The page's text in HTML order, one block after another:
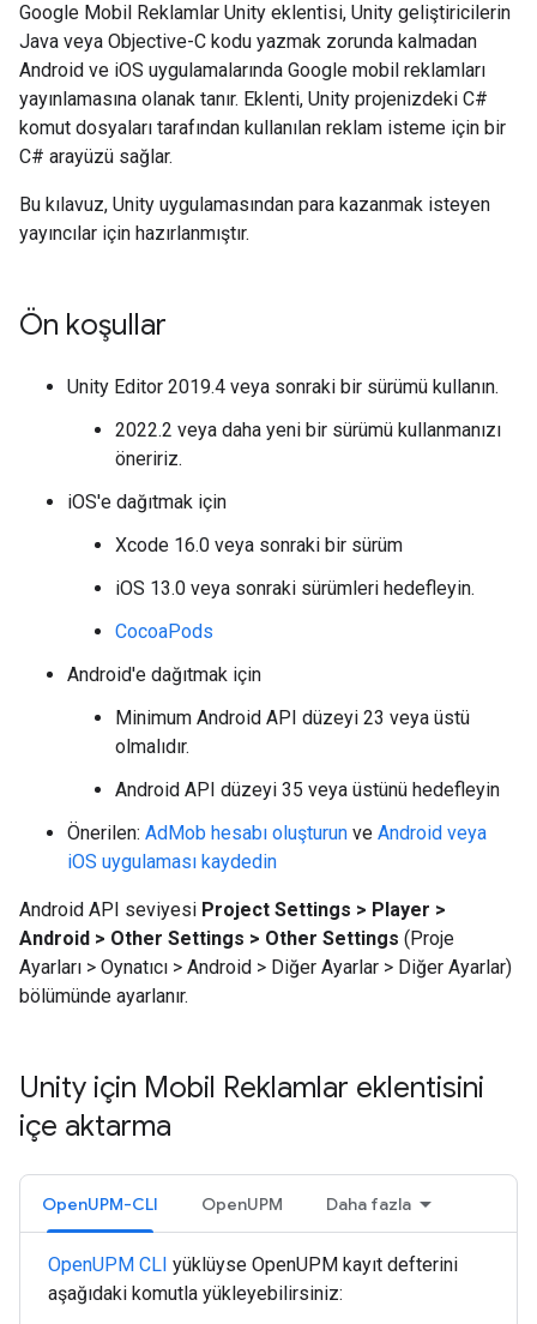
Google Mobil Reklamlar Unity eklentisi, Unity geliştiricilerin
Java veya Objective-C kodu yazmak zorunda kalmadan
Android ve iOS uygulamalarında Google mobil reklamları
yayınlamasına olanak tanır. Eklenti, Unity projenizdeki C#
komut dosyaları tarafından kullanılan reklam isteme için bir
C# arayüzü sağlar.
Bu kılavuz, Unity uygulamasından para kazanmak isteyen
yayıncılar için hazırlanmıştır.
Ön koşullar
Unity Editor 2019.4 veya sonraki bir sürümü kullanın.
2022.2 veya daha yeni bir sürümü kullanmanızı
öneririz.
iOS'e dağıtmak için
Xcode 16.0 veya sonraki bir sürüm
iOS 13.0 veya sonraki sürümleri hedefleyin.
CocoaPods
Android'e dağıtmak için
Minimum Android API düzeyi 23 veya üstü
olmalıdır.
Android API düzeyi 35 veya üstünü hedefleyin
Önerilen: AdMob hesabı oluşturun ve Android veya
iOS uygulaması kaydedin
Android API seviyesi Project Settings > Player >
Android > Other Settings > Other Settings (Proje
Ayarları > Oynatıcı > Android > Diğer Ayarlar > Diğer Ayarlar)
bölümünde ayarlanır.
Unity için Mobil Reklamlar eklentisini
içe aktarma
OpenUPM-CLI OpenUPM Daha fazla
OpenUPM CLI yüklüyse OpenUPM kayıt defterini
aşağıdaki komutla yükleyebilirsiniz: